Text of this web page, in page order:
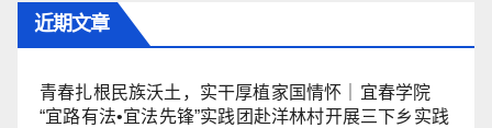
近期文章
青春扎根民族沃土，实干厚植家国情怀｜宜春学院
“宜路有法•宜法先锋”实践团赴洋林村开展三下乡实践